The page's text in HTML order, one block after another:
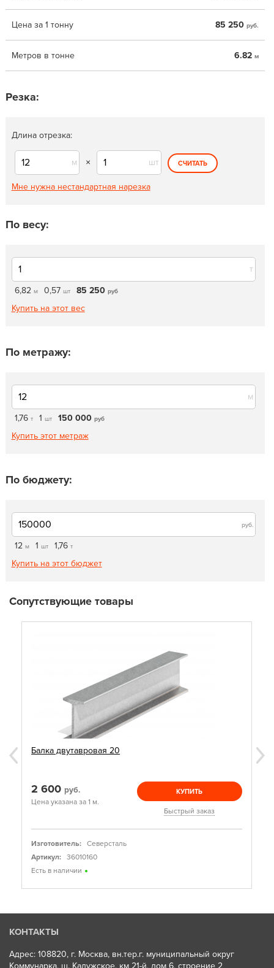
Цена за 1 тонну 85 250 руб.
Метров в тонне 6.82 м
Резка:
Длина отрезка:
м × шт СЧИТАТЬ
Мне нужна нестандартная нарезка
По весу:
т
6,82 м 0,57 шт 85 250 руб
Купить на этот вес
По метражу:
м
1,76 т 1 шт 150 000 руб
Купить этот метраж
По бюджету:
руб.
12 м 1 шт 1,76 т
Купить на этот бюджет
Сопутствующие товары
Балка двутавровая 20
2 600 руб.
Цена указана за 1 м.
КУПИТЬ
Быстрый заказ
Изготовитель:
Северсталь
Артикул:
36010160
Есть в наличии
КОНТАКТЫ
Адрес: 108820, г. Москва, вн.тер.г. муниципальный округ
Коммунарка, ш. Калужское, км 21-й, дом 6, строение 2